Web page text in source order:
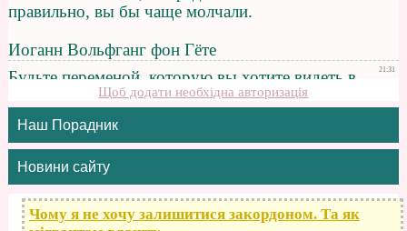
Щоб додати необхідна авторизація
Наш Порадник
Новини сайту
Чому я не хочу залишитися закордоном. Та як